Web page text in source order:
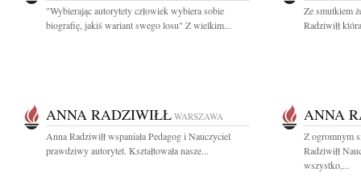
"Wybierając autorytety człowiek wybiera sobie
biografię, jakiś wariant swego losu" Z wielkim...
Ze smutkiem
Radziwiłł
ANNA RADZIWIŁŁ WARSZAWA
Anna Radziwiłł wspaniała Pedagog i Nauczyciel
prawdziwy autorytet. Kształtowała nasze...
ANNA
Z ogromnym
Radziwiłł
wszystko,...